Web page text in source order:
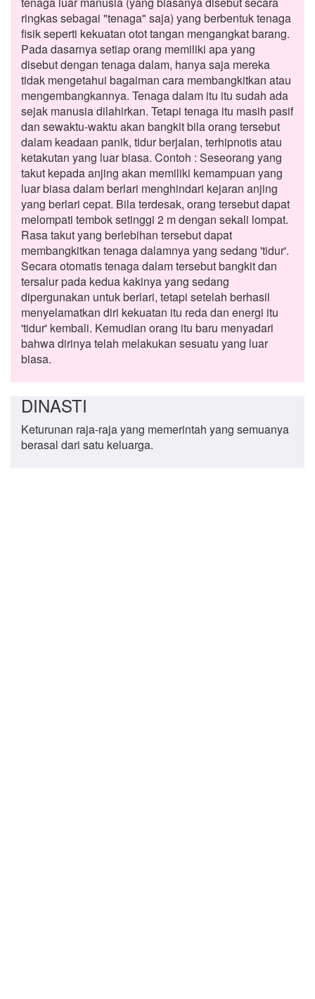
ringkas sebagai "tenaga" saja) yang berbentuk tenaga
fisik seperti kekuatan otot tangan mengangkat barang.
Pada dasarnya setiap orang memiliki apa yang
disebut dengan tenaga dalam, hanya saja mereka
tidak mengetahui bagaiman cara membangkitkan atau
mengembangkannya. Tenaga dalam itu itu sudah ada
sejak manusia dilahirkan. Tetapi tenaga itu masih pasif
dan sewaktu-waktu akan bangkit bila orang tersebut
dalam keadaan panik, tidur berjalan, terhipnotis atau
ketakutan yang luar biasa. Contoh : Seseorang yang
takut kepada anjing akan memiliki kemampuan yang
luar biasa dalam berlari menghindari kejaran anjing
yang berlari cepat. Bila terdesak, orang tersebut dapat
melompati tembok setinggi 2 m dengan sekali lompat.
Rasa takut yang berlebihan tersebut dapat
membangkitkan tenaga dalamnya yang sedang 'tidur'.
Secara otomatis tenaga dalam tersebut bangkit dan
tersalur pada kedua kakinya yang sedang
dipergunakan untuk berlari, tetapi setelah berhasil
menyelamatkan diri kekuatan itu reda dan energi itu
'tidur' kembali. Kemudian orang itu baru menyadari
bahwa dirinya telah melakukan sesuatu yang luar
biasa.
DINASTI
Keturunan raja-raja yang memerintah yang semuanya
berasal dari satu keluarga.